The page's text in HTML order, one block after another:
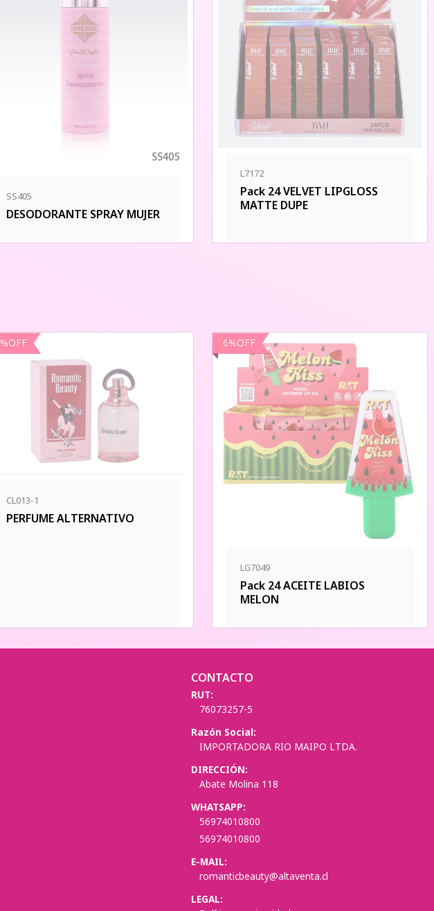
SS405
DESODORANTE SPRAY MUJER
L7172
Pack 24 VELVET LIPGLOSS
MATTE DUPE
%OFF
CL013-1
PERFUME ALTERNATIVO
6%OFF
LG7049
Pack 24 ACEITE LABIOS
MELON
CONTACTO
RUT:
76073257-5
Razón Social:
IMPORTADORA RIO MAIPO LTDA.
DIRECCIÓN:
Abate Molina 118
WHATSAPP:
56974010800
56974010800
E-MAIL:
romanticbeauty@altaventa.cl
LEGAL: